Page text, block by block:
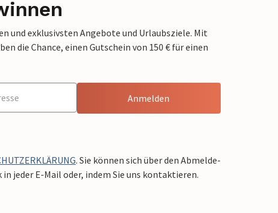
und exklusivsten Angebote und Urlaubsziele. Mit
die Chance, einen Gutschein von 150 € für einen
Anmelden
. Sie können sich über den Abmelde-
jeder E-Mail oder, indem Sie uns kontaktieren.